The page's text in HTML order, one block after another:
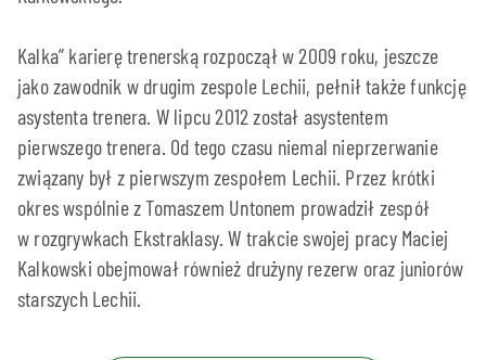
Kalka” karierę trenerską rozpoczął w 2009 roku, jeszcze
jako zawodnik w drugim zespole Lechii, pełnił także funkcję
asystenta trenera. W lipcu 2012 został asystentem
pierwszego trenera. Od tego czasu niemal nieprzerwanie
związany był z pierwszym zespołem Lechii. Przez krótki
okres wspólnie z Tomaszem Untonem prowadził zespół
w rozgrywkach Ekstraklasy. W trakcie swojej pracy Maciej
Kalkowski obejmował również drużyny rezerw oraz juniorów
starszych Lechii.